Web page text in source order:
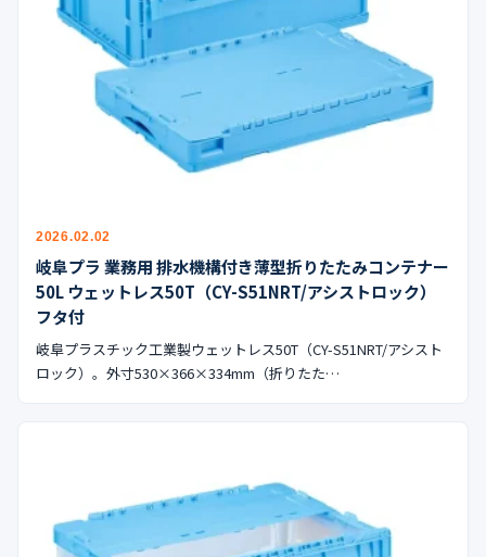
2026.02.02
岐阜プラ 業務用 排水機構付き薄型折りたたみコンテナー
50L ウェットレス50T（CY-S51NRT/アシストロック）
フタ付
岐阜プラスチック工業製ウェットレス50T（CY-S51NRT/アシスト
ロック）。外寸530×366×334mm（折りたた…